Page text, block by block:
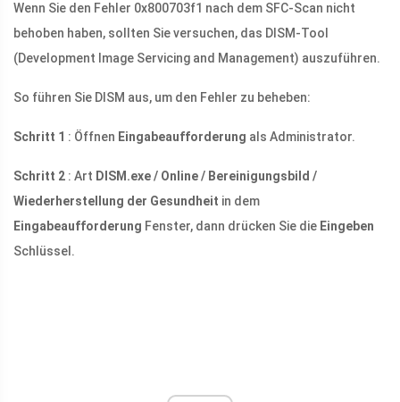
Wenn Sie den Fehler 0x800703f1 nach dem SFC-Scan nicht
behoben haben, sollten Sie versuchen, das DISM-Tool
(Development Image Servicing and Management) auszuführen.
So führen Sie DISM aus, um den Fehler zu beheben:
Schritt 1 : Öffnen Eingabeaufforderung als Administrator.
Schritt 2 : Art DISM.exe / Online / Bereinigungsbild /
Wiederherstellung der Gesundheit in dem
Eingabeaufforderung Fenster, dann drücken Sie die Eingeben
Schlüssel.